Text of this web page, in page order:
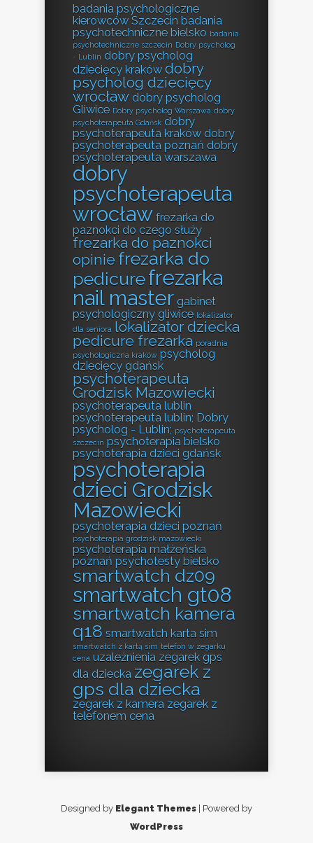
badania psychologiczne
kierowców Szczecin badania
psychotechniczne bielsko badania
psychotechniczne szczecin Dobry psycholog
- Lublin dobry psycholog
dziecięcy kraków dobry
psycholog dziecięcy
wrocław dobry psycholog
Gliwice Dobry psycholog Warszawa dobry
psychoterapeuta Gdańsk dobry
psychoterapeuta kraków dobry
psychoterapeuta poznań dobry
psychoterapeuta warszawa
dobry
psychoterapeuta
wrocław frezarka do
paznokci do czego służy
frezarka do paznokci
opinie frezarka do
pedicurefrezarka
nail master gabinet
psychologiczny gliwice lokalizator
dla seniora lokalizator dziecka
pedicure frezarka poradnia
psychologiczna kraków psycholog
dziecięcy gdańsk
psychoterapeuta
Grodzisk Mazowiecki
psychoterapeuta lublin
psychoterapeuta lublin; Dobry
psycholog - Lublin; psychoterapeuta
szczecin psychoterapia bielsko
psychoterapia dzieci gdańsk
psychoterapia
dzieci Grodzisk
Mazowiecki
psychoterapia dzieci poznań
psychoterapia grodzisk mazowiecki
psychoterapia małżeńska
poznań psychotesty bielsko
smartwatch dz09
smartwatch gt08
smartwatch kamera
q18 smartwatch karta sim
smartwatch z kartą sim telefon w zegarku
cena uzależnienia zegarek gps
dla dziecka zegarek z
gps dla dziecka
zegarek z kamera zegarek z
telefonem cena
Designed by Elegant Themes | Powered by
WordPress